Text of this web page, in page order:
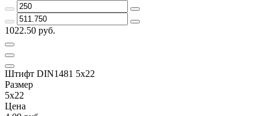
1022.50 руб.
Штифт DIN1481 5х22
Размер
5х22
Цена